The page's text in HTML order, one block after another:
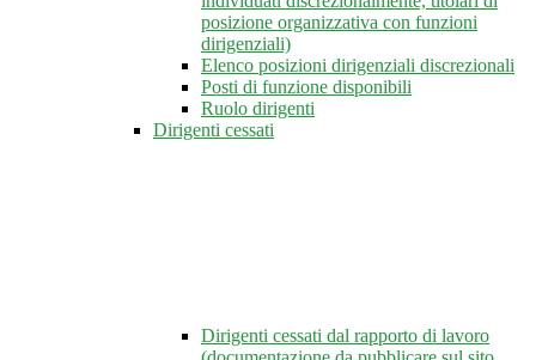
posizione organizzativa con funzioni
dirigenziali)
Elenco posizioni dirigenziali discrezionali
Posti di funzione disponibili
Ruolo dirigenti
Dirigenti cessati
Dirigenti cessati dal rapporto di lavoro